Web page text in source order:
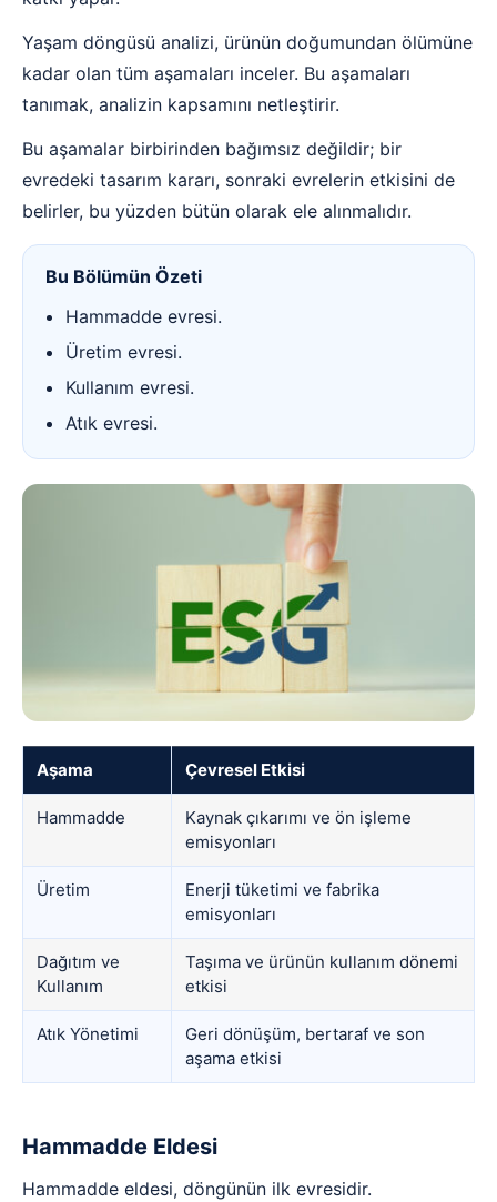
Yaşam döngüsü analizi, ürünün doğumundan ölümüne
kadar olan tüm aşamaları inceler. Bu aşamaları
tanımak, analizin kapsamını netleştirir.
Bu aşamalar birbirinden bağımsız değildir; bir
evredeki tasarım kararı, sonraki evrelerin etkisini de
belirler, bu yüzden bütün olarak ele alınmalıdır.
Bu Bölümün Özeti
Hammadde evresi.
Üretim evresi.
Kullanım evresi.
Atık evresi.
Aşama Çevresel Etkisi
Hammadde
Kaynak çıkarımı ve ön işleme
emisyonları
Üretim
Enerji tüketimi ve fabrika
emisyonları
Dağıtım ve
Kullanım
Taşıma ve ürünün kullanım dönemi
etkisi
Atık Yönetimi
Geri dönüşüm, bertaraf ve son
aşama etkisi
Hammadde Eldesi
Hammadde eldesi, döngünün ilk evresidir.